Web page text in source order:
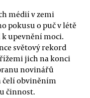
médií v zemi
pokusu o puč v létě
k upevnění moci.
světový rekord
jich na konci
novinářů
čelí obviněním
činnost.